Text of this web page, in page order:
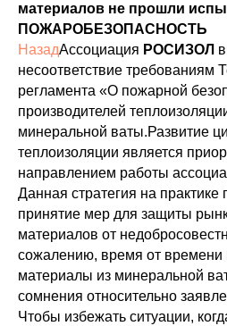
материалов не прошли
ПОЖАРОБЕЗОПАСНОСТЬ
НазадАссоциация РОСИЗОЛ
несоответствие требованиям
регламента «О пожарной
производителей
минеральной ваты.Развитие
теплоизоляции является
направлением работы
Данная стратегия на практике
принятие мер для защиты
материалов от
сожалению, время от времени
материалы из минеральной
сомнения относительно
Чтобы избежать ситуации,